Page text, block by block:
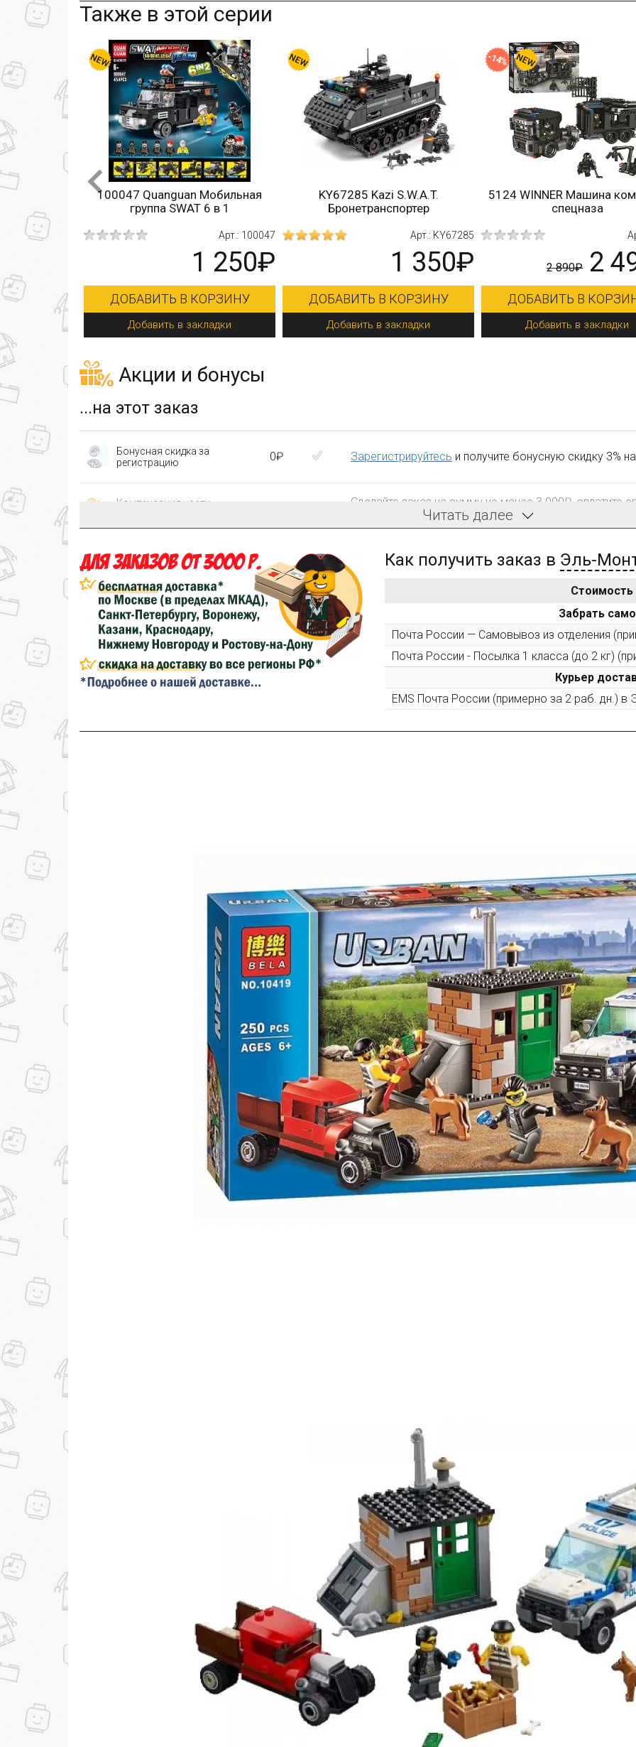
Также в этой серии
Мобильная
6 в 1
Арт.: 100047
KY67285 Kazi S.W.A.T.
Бронетранспортер
Арт.: KY67285
1 350₽
ДОБАВИТЬ В КОРЗИНУ
Добавить в закладки
5124 WINNER Машина команды
спецназа
Арт.: 5124
2 490₽
ДОБАВИТЬ В КОРЗИНУ
Добавить в закладки
-14%
C0572 WOMA
вооруженный грузовик
3
ДОБАВИТЬ В
Добавить в закладки
Акции и бонусы
...на этот заказ
Бонусная скидка за
регистрацию
0₽ Зарегистрируйтесь и получите бонусную скидку 3%
Компенсация части
Сделайте заказ на сумму не менее 3 000₽, оплатите
компенсацию доставки.
...на следующий заказ
Золотая скидка
персональная
10%
После того, как сумма Ваших заказов превысит
все повторные заказы - 10%
(фото сборки) до 10%
Пришлите фото поэтапной сборки купленного
10% при покупке следующего набора (не дороже 10
на нашем сайте
100₽
за текстовый отзыв или 100₽ за отзыв с фото.
Подробные условия всех акций и бонусов...
Читать далее
Как получить заказ в Эль-
Стоимость
Забрать
Почта России — Самовывоз из отделения
Почта России - Посылка 1 класса (до 2 кг)
Курьер
EMS Почта России (примерно за 2 раб. дн.) в